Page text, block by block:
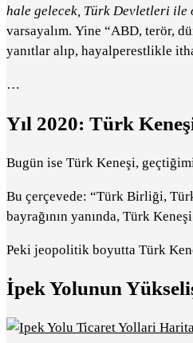
hale gelecek, Türk Devletleri
varsayalım. Yine “ABD, terör,
yanıtlar alıp, hayalperestlikle
…
Yıl 2020: Türk
Bugün ise Türk Keneşi,
Bu çerçevede: “Türk Birliği,
bayrağının yanında, Türk
Peki jeopolitik boyutta Türk
İpek Yolunun